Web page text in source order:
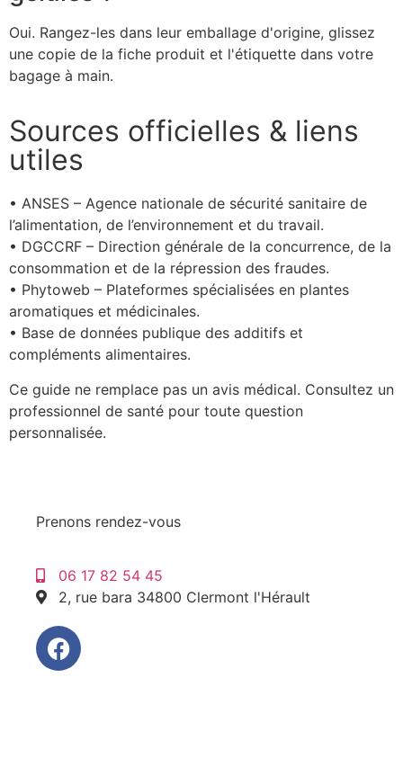
Oui. Rangez-les dans leur emballage d'origine, glissez
une copie de la fiche produit et l'étiquette dans votre
bagage à main.
Sources officielles & liens
utiles
• ANSES – Agence nationale de sécurité sanitaire de
l’alimentation, de l’environnement et du travail.
• DGCCRF – Direction générale de la concurrence, de la
consommation et de la répression des fraudes.
• Phytoweb – Plateformes spécialisées en plantes
aromatiques et médicinales.
• Base de données publique des additifs et
compléments alimentaires.
Ce guide ne remplace pas un avis médical. Consultez un
professionnel de santé pour toute question
personnalisée.
Prenons rendez-vous
06 17 82 54 45
2, rue bara 34800 Clermont l'Hérault